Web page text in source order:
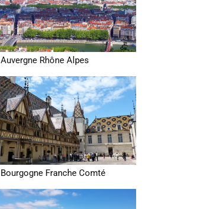
Auvergne Rhône Alpes
Bourgogne Franche Comté